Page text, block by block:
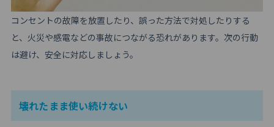
コンセントの故障を放置したり、誤った方法で対処したりする
と、火災や感電などの事故につながる恐れがあります。次の行動
は避け、安全に対応しましょう。
壊れたまま使い続けない